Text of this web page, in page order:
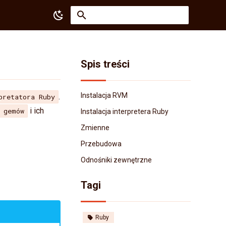
Spis treści
Instalacja RVM
Instalacja interpretera Ruby
Zmienne
Przebudowa
Odnośniki zewnętrzne
Tagi
Ruby
Ruby .
i ich